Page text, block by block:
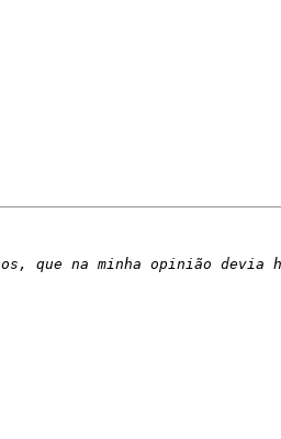
que na minha opinião devia